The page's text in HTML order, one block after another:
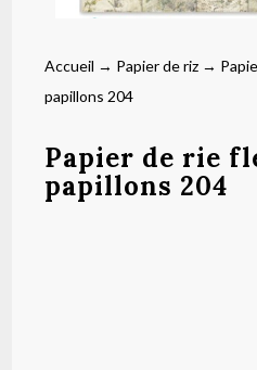
Accueil → Papier de riz →
papillons 204
Papier de rie
papillons 204